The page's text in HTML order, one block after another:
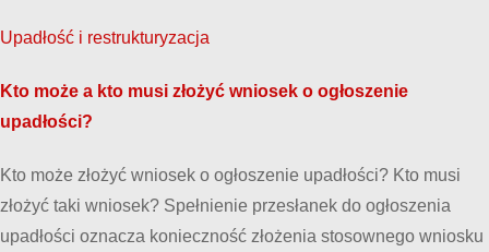
Upadłość i restrukturyzacja
Kto może a kto musi złożyć wniosek o ogłoszenie
upadłości?
Kto może złożyć wniosek o ogłoszenie upadłości? Kto musi
złożyć taki wniosek? Spełnienie przesłanek do ogłoszenia
upadłości oznacza konieczność złożenia stosownego wniosku